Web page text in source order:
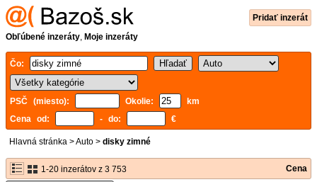
Pridať inzerát
Obľúbené inzeráty, Moje inzeráty
Čo:
PSČ (miesto): Okolie:
km
Cena od:
- do: €
Hlavná stránka >Auto > disky zimné
1-20 inzerátov z 3 753 Cena